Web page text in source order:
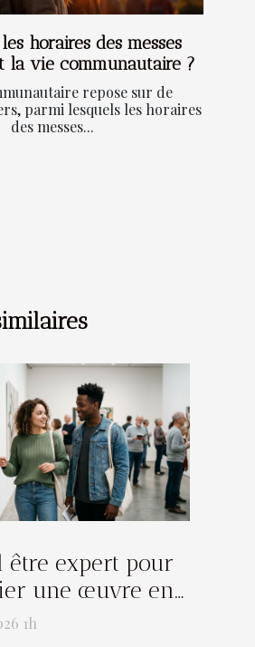
horaires des messes
la vie communautaire ?
repose sur de
parmi lesquels les horaires
des messes...
expert pour
une œuvre en
?
1h